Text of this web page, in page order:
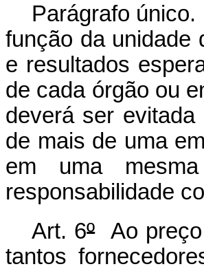
Parágrafo
função da unidade
e resultados
de cada órgão ou
deverá ser
de mais de uma
em uma
responsabilidade
Art. 6ºAo preço
tantos